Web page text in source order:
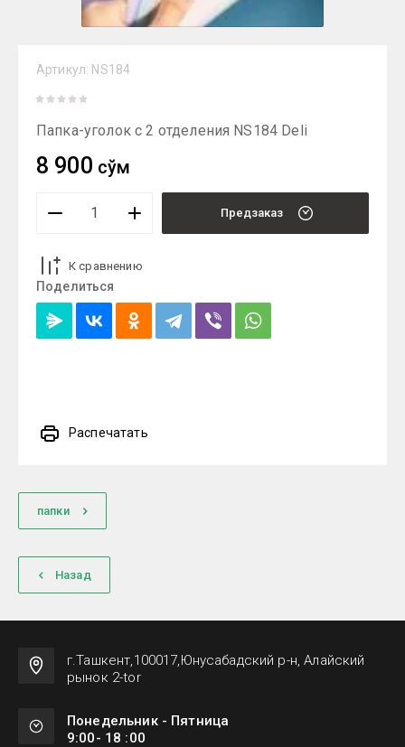
Артикул: NS184
Папка-уголок с 2 отделения NS184 Deli
8 900 сўм
Предзаказ
К сравнению
Поделиться
Распечатать
папки
Назад
г.Ташкент,100017,Юнусабадский р-н, Алайский
рынок 2-tor
Понедельник - Пятница
9:00- 18 :00